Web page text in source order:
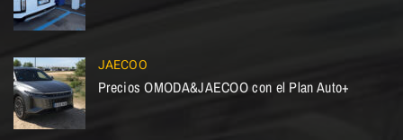
JAECOO
Precios OMODA&JAECOO con el Plan Auto+